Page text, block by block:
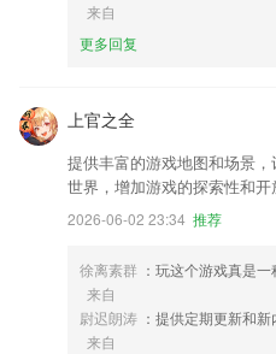
来自
更多回复
上官之全
提供丰富的游戏地图和场景
世界，增加游戏的探索性和开
2026-06-02 23:34 推荐
徐离素群 ：玩这个游戏真是
来自
尉迟朗涛 ：提供定期更新和
来自